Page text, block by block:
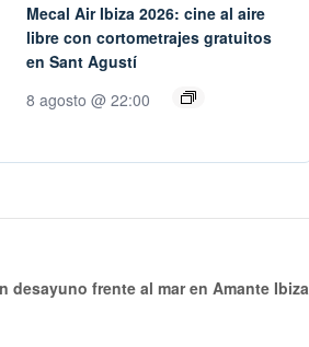
Mecal Air Ibiza 2026: cine al aire
libre con cortometrajes gratuitos
en Sant Agustí
8 agosto @ 22:00
desayuno frente al mar en Amante Ibiza